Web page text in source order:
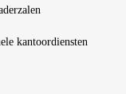
kantoordiensten